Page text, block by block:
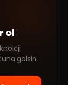
ol
gelsin.